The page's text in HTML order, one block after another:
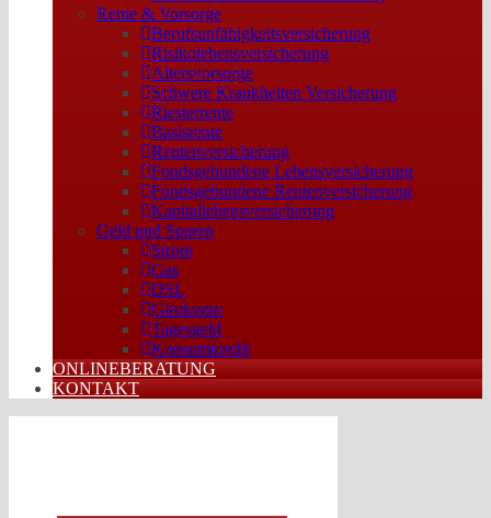
Rente & Vorsorge
Berufs­unfähigkeitsversicherung
Risikolebensversicherung
Altersvorsorge
Schwere Krankheiten Versicherung
Riesterrente
Basisrente
Rentenversicherung
Fondsgebundene Lebensversicherung
Fondsgebundene Rentenversicherung
Kapitallebensversicherung
Geld und Sparen
Strom
Gas
DSL
Girokonto
Tagesgeld
Konsumkredit
ONLINEBERATUNG
KONTAKT